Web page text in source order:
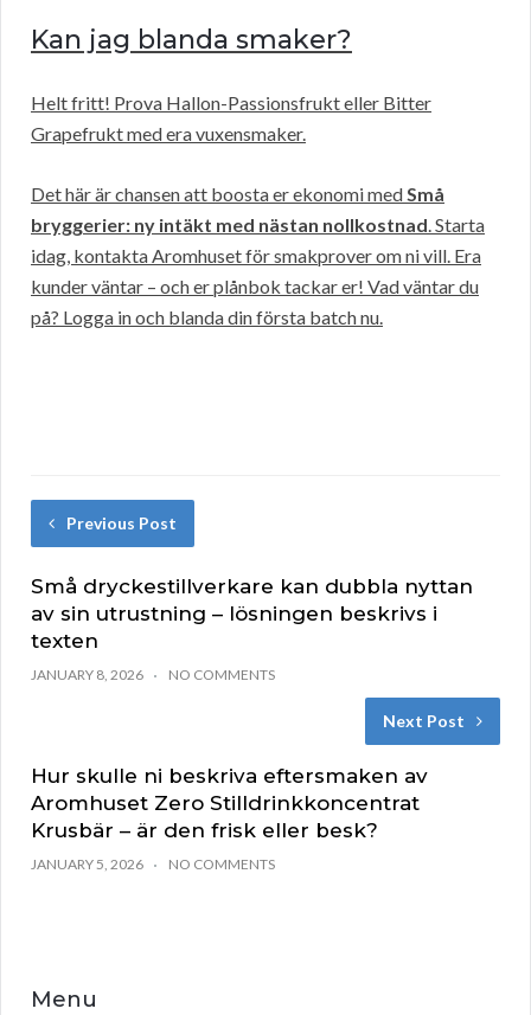
Kan jag blanda smaker?
Helt fritt! Prova Hallon-Passionsfrukt eller Bitter
Grapefrukt med era vuxensmaker.
Det här är chansen att boosta er ekonomi medSmå
bryggerier: ny intäkt med nästan nollkostnad. Starta
idag, kontakta Aromhuset för smakprover om ni vill. Era
kunder väntar – och er plånbok tackar er! Vad väntar du
på? Logga in och blanda din första batch nu.
Previous Post
Små dryckestillverkare kan dubbla nyttan
av sin utrustning – lösningen beskrivs i
texten
JANUARY 8, 2026 NO COMMENTS
Next Post
Hur skulle ni beskriva eftersmaken av
Aromhuset Zero Stilldrinkkoncentrat
Krusbär – är den frisk eller besk?
JANUARY 5, 2026 NO COMMENTS
Menu